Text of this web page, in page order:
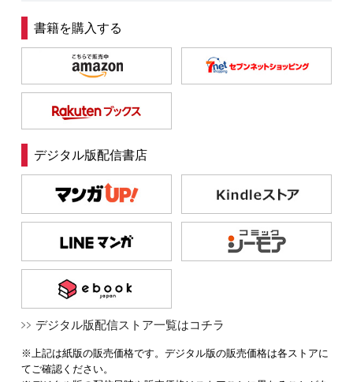
書籍を購入する
デジタル版配信書店
デジタル版配信ストア一覧はコチラ
※上記は紙版の販売価格です。デジタル版の販売価格は各ストアに
てご確認ください。